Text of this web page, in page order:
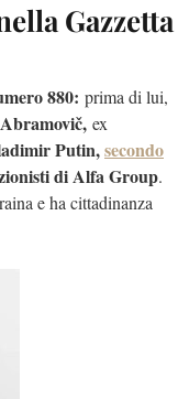
Gazzetta
880: prima di lui,
ex
Putin,secondo
di Alfa Group.
e ha cittadinanza